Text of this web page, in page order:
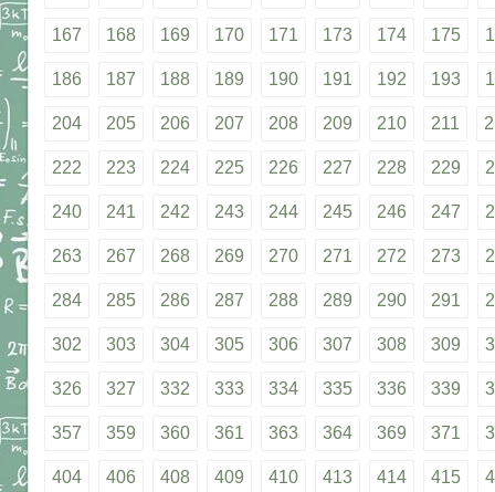
167 168 169 170 171 173 174 175
186 187 188 189 190 191 192 193
204 205 206 207 208 209 210 211
222 223 224 225 226 227 228 229
240 241 242 243 244 245 246 247
263 267 268 269 270 271 272 273
284 285 286 287 288 289 290 291
302 303 304 305 306 307 308 309
326 327 332 333 334 335 336 339
357 359 360 361 363 364 369 371
404 406 408 409 410 413 414 415